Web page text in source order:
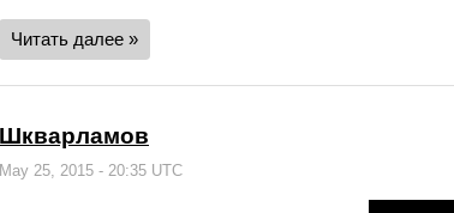
Читать далее »
Шкварламов
May 25, 2015 - 20:35 UTC